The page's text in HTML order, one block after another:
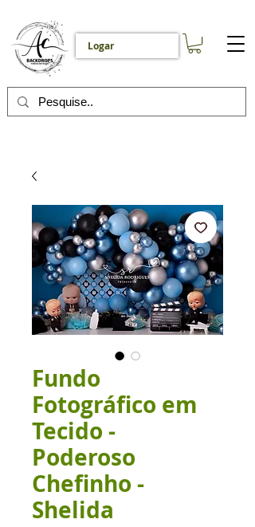
Logar
Fundo
Fotográfico em
Tecido -
Poderoso
Chefinho -
Shelida